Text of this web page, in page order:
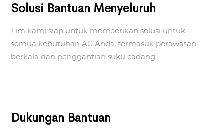
Solusi Bantuan Menyeluruh
Tim kami siap untuk memberikan solusi untuk
semua kebutuhan AC Anda, termasuk perawatan
berkala dan penggantian suku cadang.
Dukungan Bantuan